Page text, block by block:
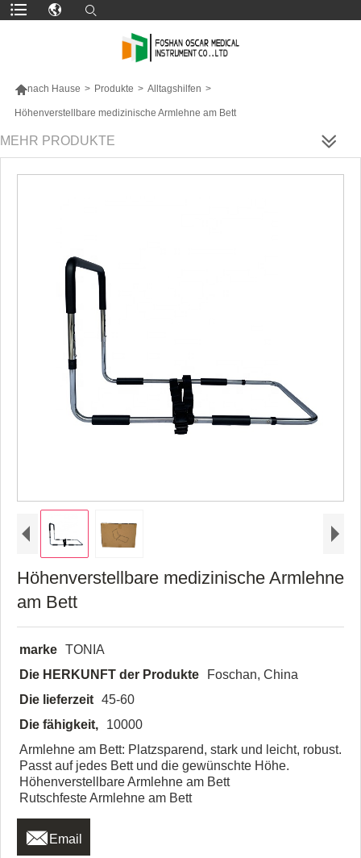
nach Hause > Produkte > Alltagshilfen >
Höhenverstellbare medizinische Armlehne am Bett
MEHR PRODUKTE
Höhenverstellbare medizinische Armlehne
am Bett
marke TONIA
Die HERKUNFT der Produkte
Foschan, China
Die lieferzeit 45-60
Die fähigkeit,
10000
Armlehne am Bett: Platzsparend, stark und leicht, robust.
Passt auf jedes Bett und die gewünschte Höhe.
Höhenverstellbare Armlehne am Bett
Rutschfeste Armlehne am Bett
 Email